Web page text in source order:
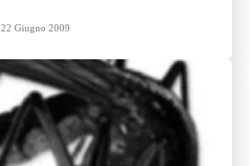
22 Giugno 2009